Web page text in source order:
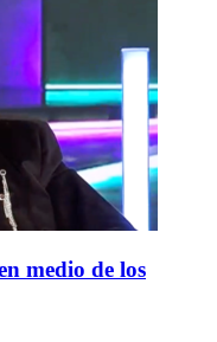
medio de los